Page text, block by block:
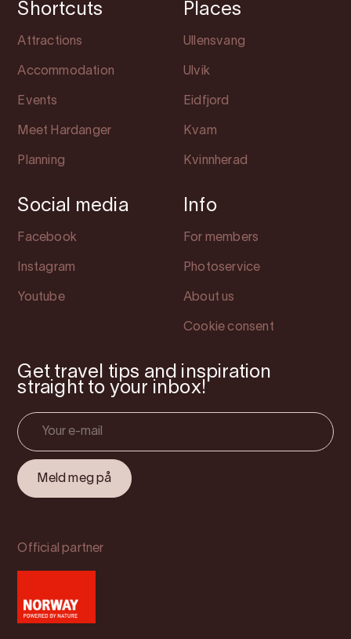
Shortcuts
Attractions
Accommodation
Events
Meet Hardanger
Planning
Places
Ullensvang
Ulvik
Eidfjord
Kvam
Kvinnherad
Social media
Facebook
Instagram
Youtube
Info
For members
Photoservice
About us
Cookie consent
Get travel tips and inspiration
straight to your inbox!
Official partner